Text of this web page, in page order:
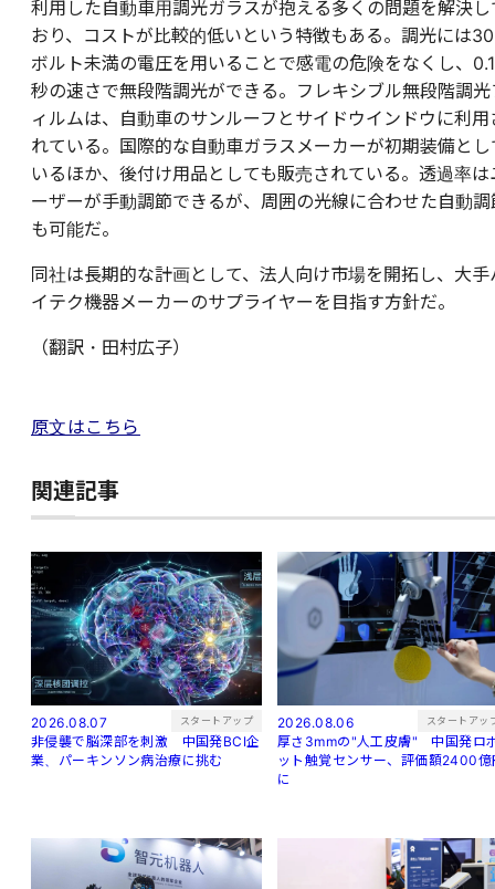
利用した自動車用調光ガラスが抱える多くの問題を解決し
おり、コストが比較的低いという特徴もある。調光には30
ボルト未満の電圧を用いることで感電の危険をなくし、0.1
秒の速さで無段階調光ができる。フレキシブル無段階調光
ィルムは、自動車のサンルーフとサイドウインドウに利用
れている。国際的な自動車ガラスメーカーが初期装備とし
いるほか、後付け用品としても販売されている。透過率は
ーザーが手動調節できるが、周囲の光線に合わせた自動調
も可能だ。
同社は長期的な計画として、法人向け市場を開拓し、大手
イテク機器メーカーのサプライヤーを目指す方針だ。
（翻訳・田村広子）
原文はこちら
関連記事
2026.08.07 スタートアップ
非侵襲で脳深部を刺激 中国発BCI企
業、パーキンソン病治療に挑む
2026.08.06 スタートアッ
厚さ3mmの"人工皮膚" 中国発ロ
ット触覚センサー、評価額2400億
に